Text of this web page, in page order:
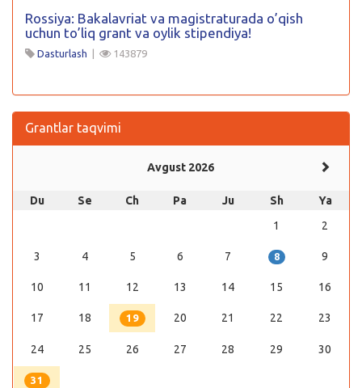
Rossiya: Bakalavriat va magistraturada o’qish
uchun to’liq grant va oylik stipendiya!
Dasturlash | 143879
Grantlar taqvimi
Avgust 2026
Du Se Ch Pa Ju Sh
Ya
1
2
3 4 5 6 7 8 9
10 11 12 13 14 15 16
17 18 19 20 21 22 23
24 25 26 27 28 29 30
31